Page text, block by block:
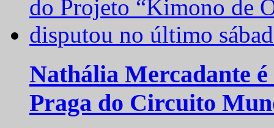
Nathália Mercadante
Praga do Circuito